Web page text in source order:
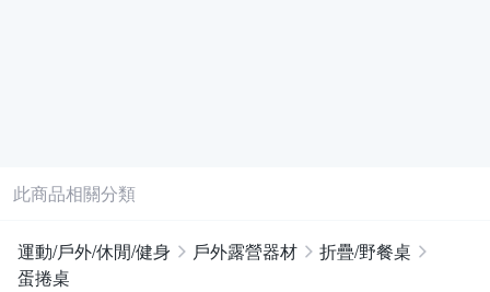
此商品相關分類
運動/戶外/休閒/健身 戶外露營器材
折疊/野餐桌
蛋捲桌